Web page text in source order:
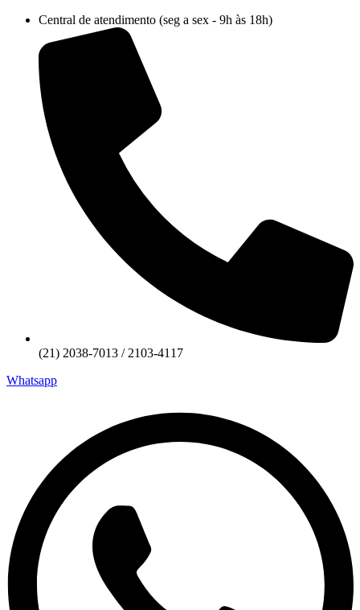
conteúdo
Central de atendimento (seg a sex - 9h às 18h)
(21) 2038-7013 / 2103-4117
Whatsapp